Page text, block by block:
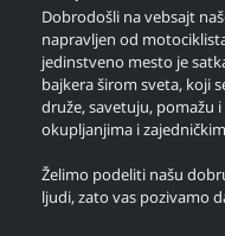
Dobrodošli na vebsajt
napravljen od
jedinstveno mesto je
bajkera širom sveta, koji
druže, savetuju, pomažu
okupljanjima i
Želimo podeliti našu
ljudi, zato vas pozivamo